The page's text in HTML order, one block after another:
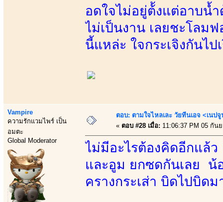
อดใจไม่อยู่ต้้งแต่อาบน้
ไม่เป็นงาน เลยชะโลม
นี้แหล่ะ ใจกระเจิงกันไป
Vampire
ความรักแวมไพร์ เป็น
อมตะ
Global Moderator
ตอบ: ตามใจไหลเละ วัยทีนเอจ <เนป
« ตอบ #28 เมื่อ: 11:06:37 PM 05 กัน
ไม่มีอะไรต้องคิดอีกแล้
และอูม ยกซดกันเลย น้
ครางกระเส่า บิดไปบิ